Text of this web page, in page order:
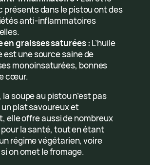
présents dans le pistou ont des
anti-inflammatoires
en graisses saturées : L’huile
est une source saine de
monoinsaturées, bonnes
cœur.
la soupe au pistou n’est pas
plat savoureux et
elle offre aussi de nombreux
la santé, tout en étant
régime végétarien, voire
on omet le fromage.